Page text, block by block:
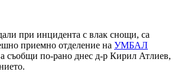
при инцидента с влак снощи, са
приемно отделение на УМБАЛ
съобщи по-рано днес д-р Кирил Атлиев,